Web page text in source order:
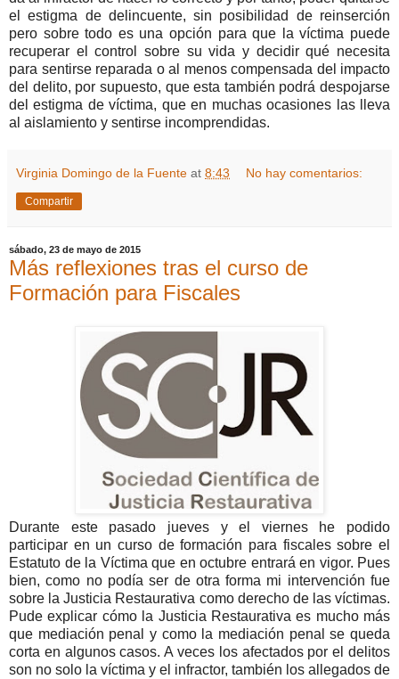
el estigma de delincuente, sin posibilidad de reinserción
pero sobre todo es una opción para que la víctima puede
recuperar el control sobre su vida y decidir qué necesita
para sentirse reparada o al menos compensada del impacto
del delito, por supuesto, que esta también podrá despojarse
del estigma de víctima, que en muchas ocasiones las lleva
al aislamiento y sentirse incomprendidas.
Virginia Domingo de la Fuente at 8:43 No hay comentarios:
Compartir
sábado, 23 de mayo de 2015
Más reflexiones tras el curso de
Formación para Fiscales
Durante este pasado jueves y el viernes he podido
participar en un curso de formación para fiscales sobre el
Estatuto de la Víctima que en octubre entrará en vigor. Pues
bien, como no podía ser de otra forma mi intervención fue
sobre la Justicia Restaurativa como derecho de las víctimas.
Pude explicar cómo la Justicia Restaurativa es mucho más
que mediación penal y como la mediación penal se queda
corta en algunos casos. A veces los afectados por el delitos
son no solo la víctima y el infractor, también los allegados de